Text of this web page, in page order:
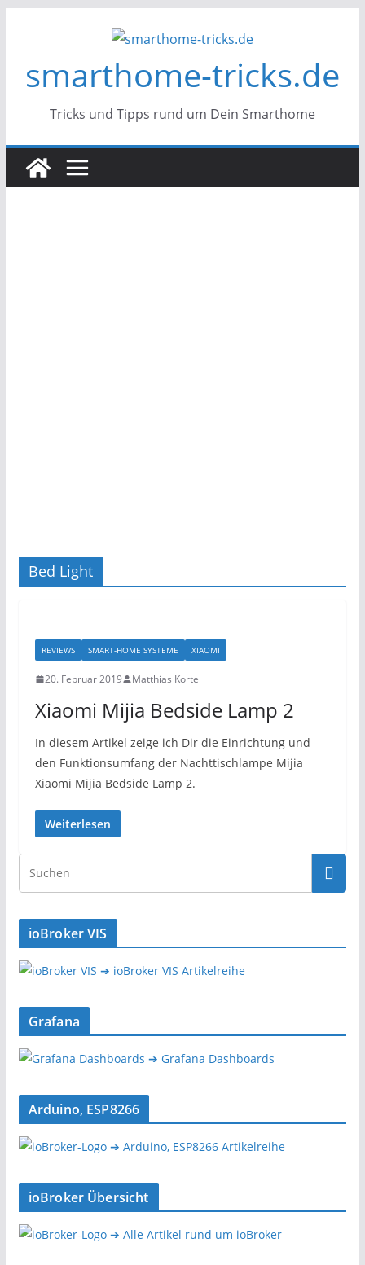
smarthome-tricks.de
Tricks und Tipps rund um Dein Smarthome
Bed Light
REVIEWS SMART-HOME SYSTEME XIAOMI
20. Februar 2019 Matthias Korte
Xiaomi Mijia Bedside Lamp 2
In diesem Artikel zeige ich Dir die Einrichtung und
den Funktionsumfang der Nachttischlampe Mijia
Xiaomi Mijia Bedside Lamp 2.
Weiterlesen
ioBroker VIS
➔ ioBroker VIS Artikelreihe
Grafana
➔ Grafana Dashboards
Arduino, ESP8266
➔ Arduino, ESP8266 Artikelreihe
ioBroker Übersicht
➔ Alle Artikel rund um ioBroker